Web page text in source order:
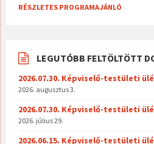
RÉSZLETES PROGRAMAJÁNLÓ
LEGUTÓBB FELTÖLTÖTT
2026.07.30. Képviselő-testületi
2026. augusztus 3.
2026.07.30. Képviselő-testületi
2026. július 29.
2026.06.15. Képviselő-testületi